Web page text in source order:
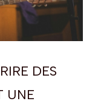
DES
UNE